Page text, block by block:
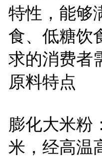
特性，能够
食、低糖饮
求的消费者
原料特点
膨化大米粉
米，经高温